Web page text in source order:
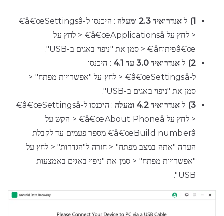
1) ל אנדרואיד 2.3 ומעלה
: היכנסו ל-â€œSettingsâ€
< לחץ על â€œApplicationsâ€ < לחץ על
â€œפיתוחâ€ < סמן את "ניפוי באגים ב-USB".
2) ל אנדרואיד 3.0 עד 4.1
: היכנסו
ל-â€œSettingsâ€ < לחץ על "אפשרויות מפתח" <
סמן את "ניפוי באגים ב-USB".
3) ל אנדרואיד 4.2 ומעלה
: היכנסו ל-â€œSettingsâ€
< לחץ על â€œAbout Phoneâ€ < הקש על
â€œBuild numberâ€ מספר פעמים עד לקבלת
הערה "אתה במצב מפתח" < חזרה ל"הגדרות" < לחץ על
"אפשרויות מפתח" < סמן את "ניפוי באגים באמצעות
USB".